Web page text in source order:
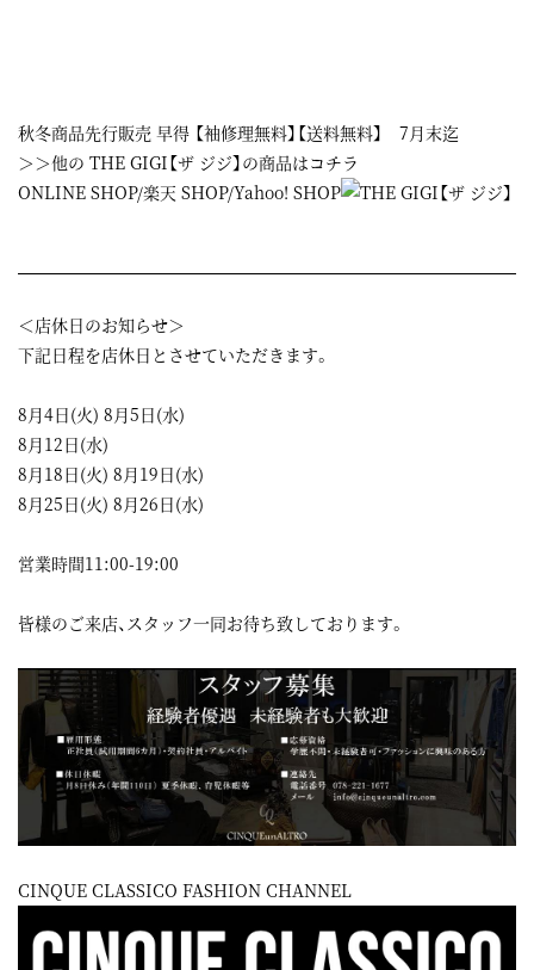
秋冬商品先行販売 早得 【袖修理無料】【送料無料】 7月末迄
＞＞他の THE GIGI【ザ ジジ】の商品はコチラ
ONLINE SHOP/楽天 SHOP/Yahoo! SHOP
＜店休日のお知らせ＞
下記日程を店休日とさせていただきます。
8月4日(火) 8月5日(水)
8月12日(水)
8月18日(火) 8月19日(水)
8月25日(火) 8月26日(水)
営業時間11:00-19:00
皆様のご来店、スタッフ一同お待ち致しております。
CINQUE CLASSICO FASHION CHANNEL